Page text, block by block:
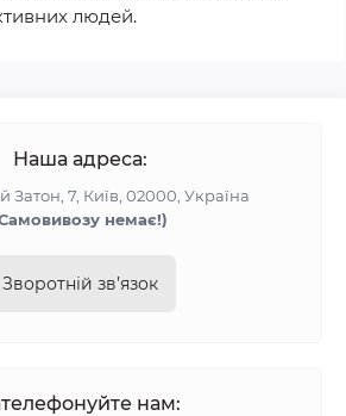
людей.
Наша адреса:
Затон, 7, Київ, 02000, Україна
немає!)
Зворотній зв’язок
нам: